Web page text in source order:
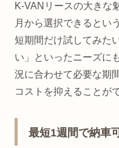
K-VANリースの大きな
月から選択できるとい
短期間だけ試してみた
い」といったニーズに
況に合わせて必要な期
コストを抑えることが
最短1週間で納車